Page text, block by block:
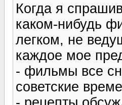
Когда я
каком-нибудь
легком, не
каждое мое
- фильмы все
советские